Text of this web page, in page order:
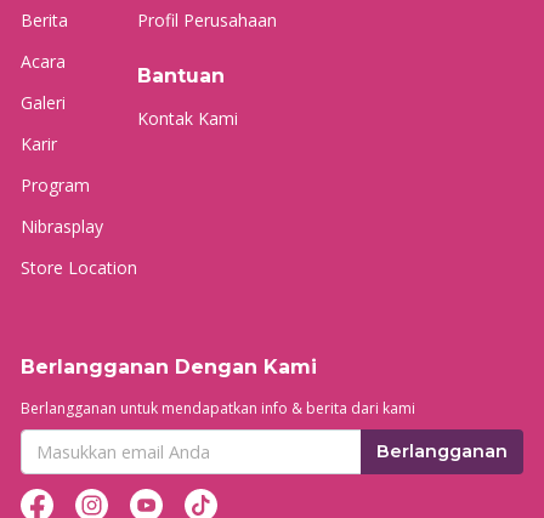
Berita
Acara
Galeri
Karir
Program
Nibrasplay
Store Location
Profil Perusahaan
Bantuan
Kontak Kami
Berlangganan Dengan Kami
Berlangganan untuk mendapatkan info & berita dari kami
Berlangganan